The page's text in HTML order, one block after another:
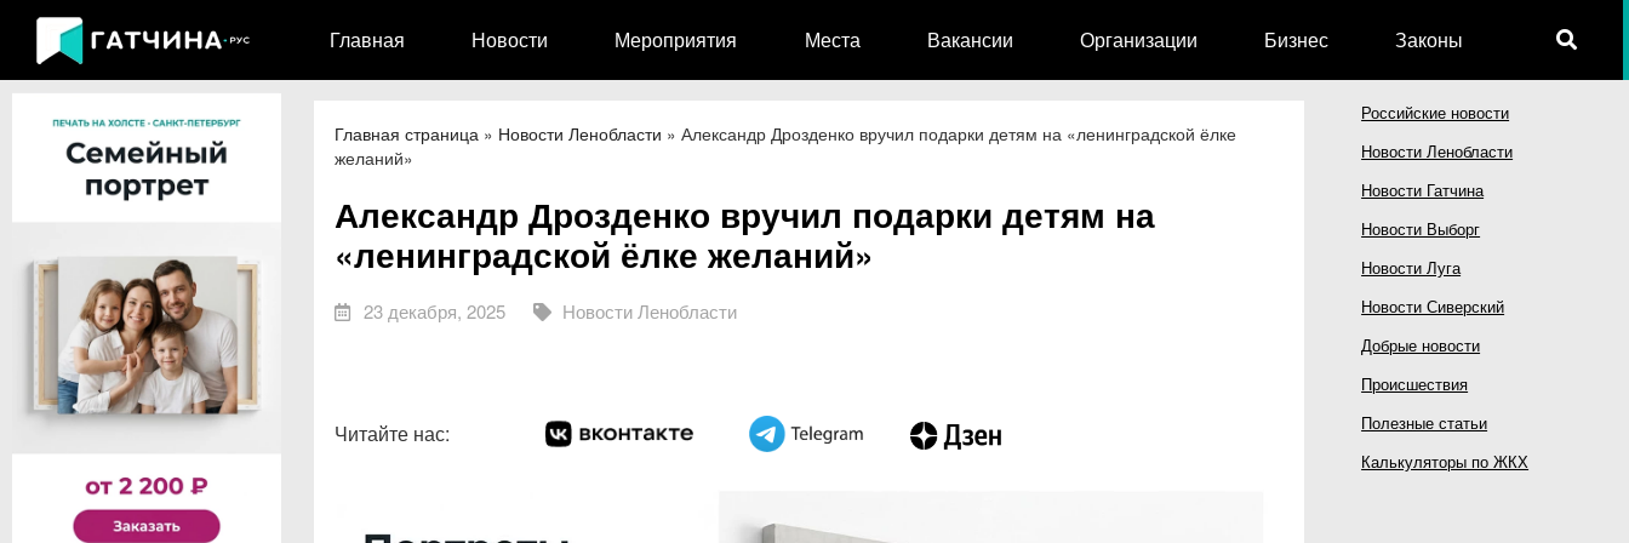
Главная Новости Мероприятия Места Вакансии Организации Бизнес Законы
Главная страница» Новости Ленобласти » Александр Дрозденко вручил подарки детям на «ленинградской ёлке
желаний»
Александр Дрозденко вручил подарки детям на
«ленинградской ёлке желаний»
23 декабря, 2025 Новости Ленобласти
Читайте нас:
Российские новости
Новости Ленобласти
Новости Гатчина
Новости Выборг
Новости Луга
Новости Сиверский
Добрые новости
Происшествия
Полезные статьи
Калькуляторы по ЖКХ